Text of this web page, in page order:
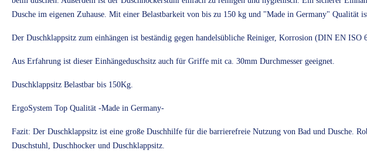
Dusche im eigenen Zuhause. Mit einer Belastbarkeit von bis zu 150 kg und "Made in Germany" Qualität
Der Duschklappsitz zum einhängen ist beständig gegen handelsübliche Reiniger, Korrosion (DIN EN
Aus Erfahrung ist dieser Einhängeduschsitz auch für Griffe mit ca. 30mm Durchmesser geeignet.
Duschklappsitz Belastbar bis 150Kg.
ErgoSystem Top Qualität -Made in Germany-
Fazit: Der Duschklappsitz ist eine große Duschhilfe für die barrierefreie Nutzung von Bad und Dusche.
Duschstuhl, Duschhocker und Duschklappsitz.